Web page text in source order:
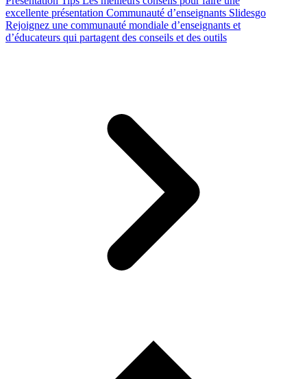
excellente présentation Communauté d’enseignants Slidesgo
Rejoignez une communauté mondiale d’enseignants et
d’éducateurs qui partagent des conseils et des outils